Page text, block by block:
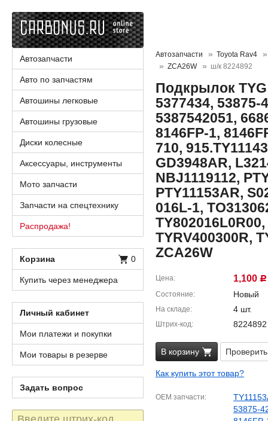
Автозапчасти
Toyota Rav4
ZCA26W
ш/к 8224892
Подкрылок TYG
5377434, 53875-
5387542051,
8146FP-1,
710,
GD3948AR,
NBJ1119112,
PTY11153AR,
016L-1,
TYRV400300R,
ZCA26W
Цена 1,100 Р
Состояние Новый
На складе 4 шт.
Штрих-код 8224892
В корзину
Как купить этот товар?
OEM запчасти
53875-
Автозапчасти
Авто по запчастям
Автошины легковые
Автошины грузовые
Диски колесные
Аксессуары, инструменты
Мото запчасти
Запчасти на спецтехнику
Распродажа!
Корзина 0
Купить через менеджера
Личный кабинет
Мои платежи и покупки
Мои товары в резерве
Задать вопрос
Штрих-